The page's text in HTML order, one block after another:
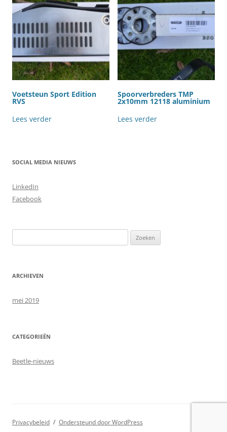
Voetsteun Sport Edition
RVS
Lees verder
Spoorverbreders TMP
2x10mm 12118 aluminium
Lees verder
SOCIAL MEDIA NIEUWS
LinkedIn
Facebook
naar:
ARCHIEVEN
mei 2019
CATEGORIEËN
Beetle-nieuws
Privacybeleid Ondersteund door WordPress